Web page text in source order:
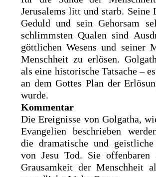
Jerusalems litt und starb. Seine
Geduld und sein Gehorsam
schlimmsten Qualen sind
göttlichen Wesens und seiner
Menschheit zu erlösen.
als eine historische Tatsache –
an dem Gottes Plan der
wurde.
Kommentar
Die Ereignisse von Golgatha,
Evangelien beschrieben
die dramatische und geistliche
von Jesu Tod. Sie offenbaren
Grausamkeit der Menschheit